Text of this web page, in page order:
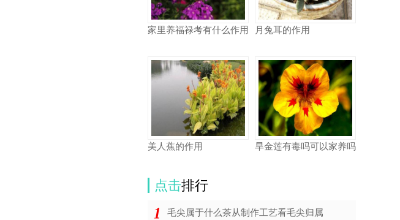
家里养福禄考有什么作用 月兔耳的作用
美人蕉的作用 旱金莲有毒吗可以家养吗
点击排行
毛尖属于什么茶从制作工艺看毛尖归属